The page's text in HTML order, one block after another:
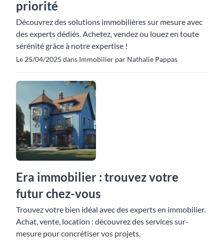
priorité
Découvrez des solutions immobilières sur mesure avec
des experts dédiés. Achetez, vendez ou louez en toute
sérénité grâce à notre expertise !
Le 25/04/2025 dans Immobilier par Nathalie Pappas
Era immobilier : trouvez votre
futur chez-vous
Trouvez votre bien idéal avec des experts en immobilier.
Achat, vente, location : découvrez des services sur-
mesure pour concrétiser vos projets.